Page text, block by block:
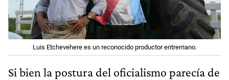
Luis Etchevehere es un reconocido productor entrerriano.
Si bien la postura del oficialismo parecía de